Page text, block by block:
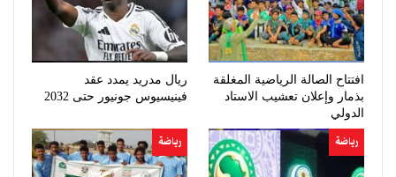
افتتاح الصالة الرياضية المغلقة
بذمار وإعلان تعشيب الاستاد
الدولي
ريال مدريد يمدد عقد
فينيسيوس جونيور حتى 2032
رياضة رياضة